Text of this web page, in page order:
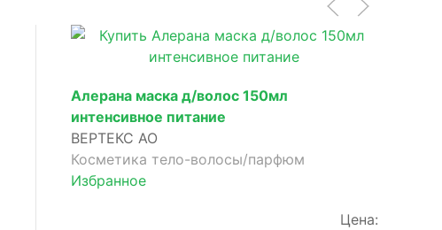
Алерана маска д/волос 150мл
интенсивное питание
ВЕРТЕКС АО
Косметика тело-волосы/парфюм
Избранное
Цена: